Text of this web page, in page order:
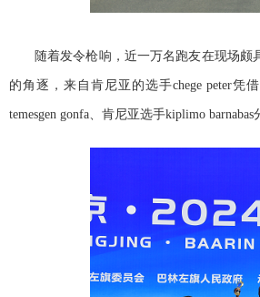
随着发令枪响，近一万名跑友在现场
的角逐，来自肯尼亚的选手chege peter凭
temesgen gonfa、肯尼亚选手kiplimo